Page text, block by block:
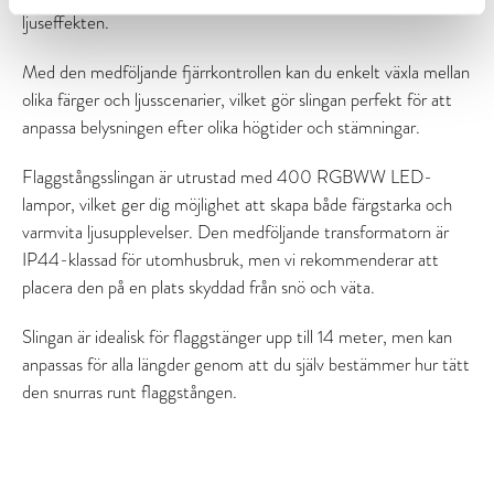
ljuseffekten.
Med den medföljande fjärrkontrollen kan du enkelt växla mellan
olika färger och ljusscenarier, vilket gör slingan perfekt för att
anpassa belysningen efter olika högtider och stämningar.
Flaggstångsslingan är utrustad med 400 RGBWW LED-
lampor, vilket ger dig möjlighet att skapa både färgstarka och
varmvita ljusupplevelser. Den medföljande transformatorn är
IP44-klassad för utomhusbruk, men vi rekommenderar att
placera den på en plats skyddad från snö och väta.
Slingan är idealisk för flaggstänger upp till 14 meter, men kan
anpassas för alla längder genom att du själv bestämmer hur tätt
den snurras runt flaggstången.